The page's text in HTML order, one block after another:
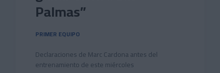
Palmas”
PRIMER EQUIPO
Declaraciones de Marc Cardona antes del
entrenamiento de este miércoles